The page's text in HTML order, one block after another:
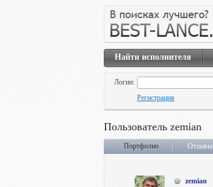
Найти исполнителя
Логин:
Регистрация
Пользователь zemian
Портфолио Отзывы
zemian